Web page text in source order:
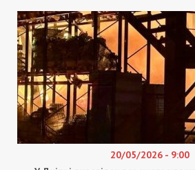
20/05/2026 - 9:00